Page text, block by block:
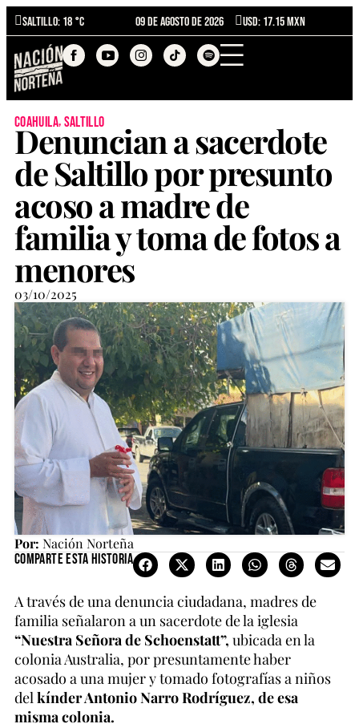
Saltillo: 18 °C 09 de agosto de 2026 USD: 17.15 MXN
coahuila,saltillo
Denuncian a sacerdote
de Saltillo por presunto
acoso a madre de
familia y toma de fotos a
menores
03/10/2025
Por: Nación Norteña
Comparte esta historia
A través de una denuncia ciudadana, madres de
familia señalaron a un sacerdote de la iglesia
“Nuestra Señora de Schoenstatt”, ubicada en la
colonia Australia, por presuntamente haber
acosado a una mujer y tomado fotografías a niños
delkínder Antonio Narro Rodríguez, de esa
misma colonia.